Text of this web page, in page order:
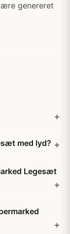
genereret
med lyd?
Legesæt